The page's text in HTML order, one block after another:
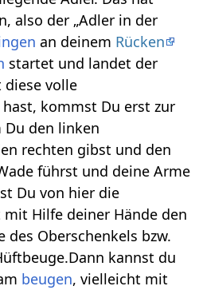
also der „Adler in der
an deinem Rücken
startet und landet der
diese volle
kommst Du erst zur
den linken
rechten gibst und den
führst und deine Arme
Du von hier die
Hilfe deiner Hände den
des Oberschenkels bzw.
kannst du
beugen, vielleicht mit